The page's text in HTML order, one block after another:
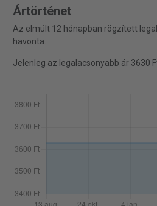
Ártörténet
Az elmúlt 12 hónapban rögzített
havonta.
Jelenleg az legalacsonyabb ár 3630